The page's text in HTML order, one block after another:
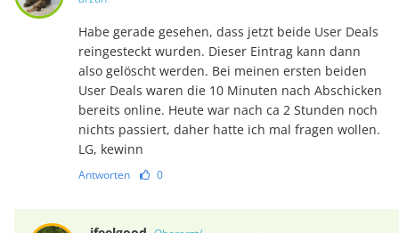
Habe gerade gesehen, dass jetzt beide User Deals
reingesteckt wurden. Dieser Eintrag kann dann
also gelöscht werden. Bei meinen ersten beiden
User Deals waren die 10 Minuten nach Abschicken
bereits online. Heute war nach ca 2 Stunden noch
nichts passiert, daher hatte ich mal fragen wollen.
LG, kewinn
Antworten 0